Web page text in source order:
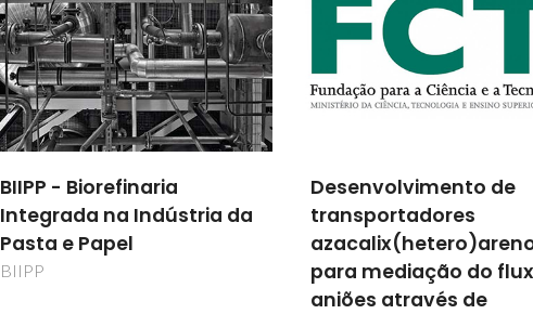
Desenvolvimento de
transportadores
azacalix(hetero)arenos
para mediação do fluxo de
Sustainable Surface
Treatments of
Shape Components
Transsectorial
Innovation